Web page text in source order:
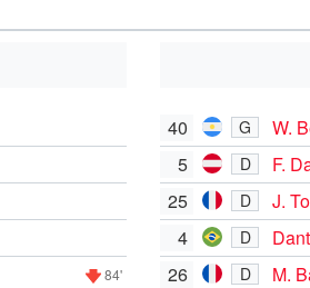
84'
40 G
W.
5
D
F.
25
D
J.
4
D
26 D M.